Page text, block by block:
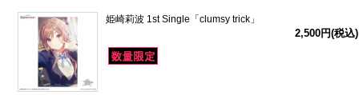
姫崎莉波 1st Single「clumsy trick」
2,500円(税込)